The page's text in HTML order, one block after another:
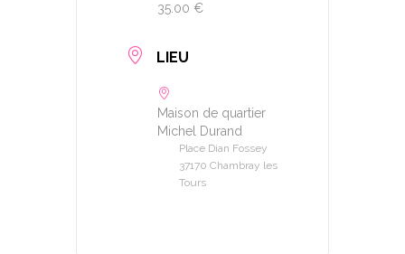
35.00 €
LIEU
Maison de quartier
Michel Durand
Place Dian Fossey
37170 Chambray les
Tours